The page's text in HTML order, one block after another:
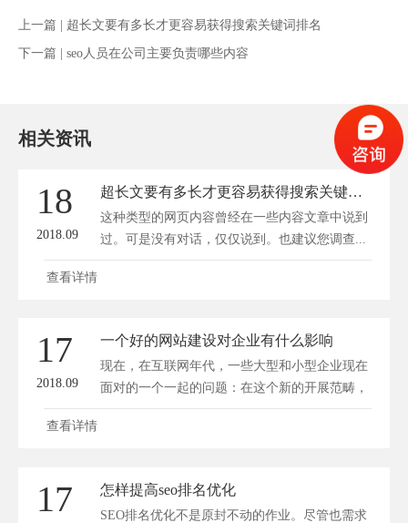
上一篇 | 超长文要有多长才更容易获得搜索关键词排名
下一篇 | seo人员在公司主要负责哪些内容
相关资讯
18
2018.09
超长文要有多长才更容易获得搜索关键词排名
这种类型的网页内容曾经在一些内容文章中说到
过。可是没有对话，仅仅说到。也建议您调查...
查看详情
17
2018.09
一个好的网站建设对企业有什么影响
现在，在互联网年代，一些大型和小型企业现在
面对的一个一起的问题：在这个新的开展范畴，
我不...
查看详情
17 怎样提高seo排名优化
SEO排名优化不是原封不动的作业。尽管也需求